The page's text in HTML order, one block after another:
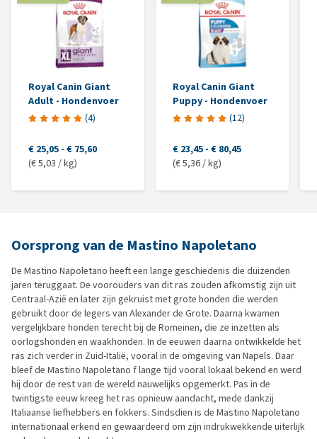
Royal Canin Giant
Adult - Hondenvoer
(4)
€ 25,05 - € 75,60
(€ 5,03 / kg)
Royal Canin Giant
Puppy - Hondenvoer
(12)
€ 23,45 - € 80,45
(€ 5,36 / kg)
Oorsprong van de Mastino Napoletano
De Mastino Napoletano heeft een lange geschiedenis die duizenden
jaren teruggaat. De voorouders van dit ras zouden afkomstig zijn uit
Centraal-Azië en later zijn gekruist met grote honden die werden
gebruikt door de legers van Alexander de Grote. Daarna kwamen
vergelijkbare honden terecht bij de Romeinen, die ze inzetten als
oorlogshonden en waakhonden. In de eeuwen daarna ontwikkelde het
ras zich verder in Zuid-Italië, vooral in de omgeving van Napels. Daar
bleef de Mastino Napoletano f lange tijd vooral lokaal bekend en werd
hij door de rest van de wereld nauwelijks opgemerkt. Pas in de
twintigste eeuw kreeg het ras opnieuw aandacht, mede dankzij
Italiaanse liefhebbers en fokkers. Sindsdien is de Mastino Napoletano
internationaal erkend en gewaardeerd om zijn indrukwekkende uiterlijk